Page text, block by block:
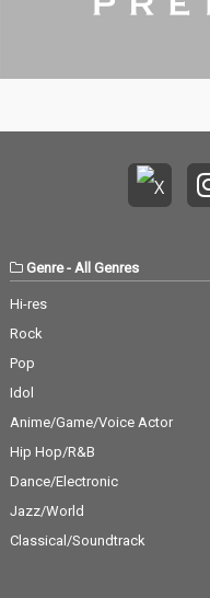
Genre- All Genres
Hi-res
Rock
Pop
Idol
Anime/Game/Voice Actor
Hip Hop/R&B
Dance/Electronic
Jazz/World
Classical/Soundtrack